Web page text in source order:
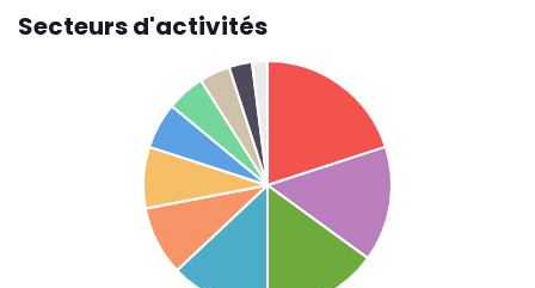
Secteurs d'activités